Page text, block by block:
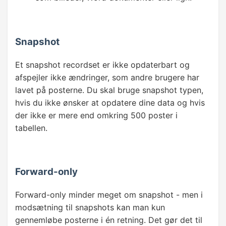
Snapshot
Et snapshot recordset er ikke opdaterbart og
afspejler ikke ændringer, som andre brugere har
lavet på posterne. Du skal bruge snapshot typen,
hvis du ikke ønsker at opdatere dine data og hvis
der ikke er mere end omkring 500 poster i
tabellen.
Forward-only
Forward-only minder meget om snapshot - men i
modsætning til snapshots kan man kun
gennemløbe posterne i én retning. Det gør det til